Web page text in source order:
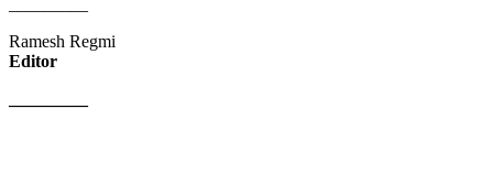
Ramesh Regmi
Editor